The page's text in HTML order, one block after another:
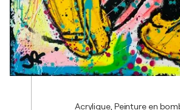
Acrylique, Peinture en